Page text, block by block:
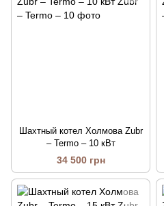
Шахтный котел Холмова Zubr
– Termo – 10 кВт
34 500 грн